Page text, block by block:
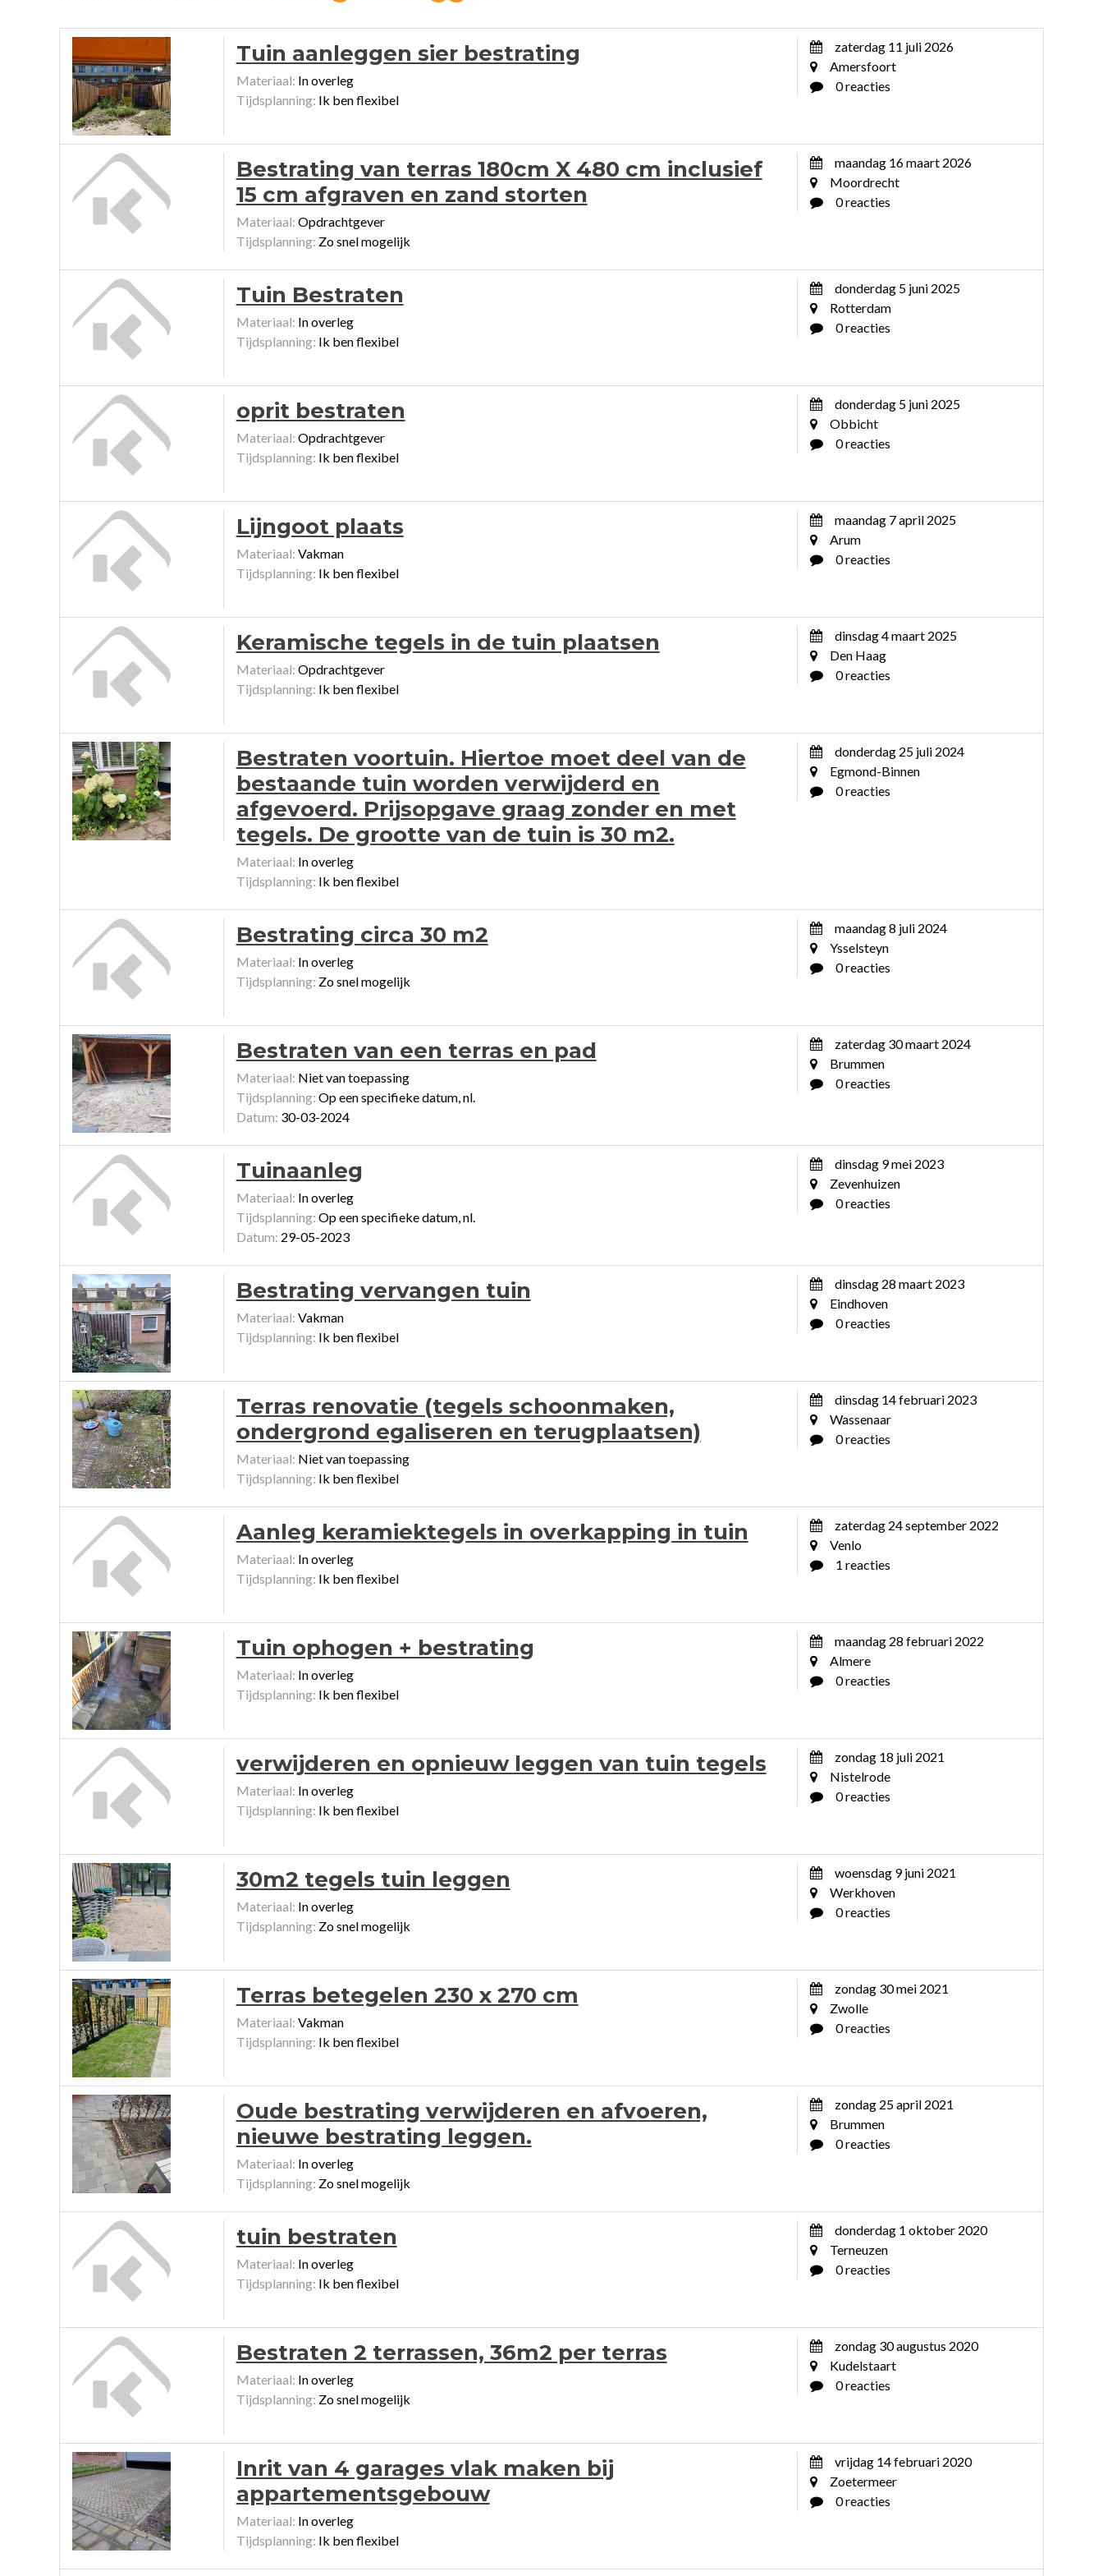
Tuin aanleggen sier bestrating
Materiaal: In overleg
Tijdsplanning: Ik ben flexibel
zaterdag 11 juli 2026
Amersfoort
0 reacties
Bestrating van terras 180cm X 480 cm inclusief
15 cm afgraven en zand storten
Materiaal: Opdrachtgever
Tijdsplanning: Zo snel mogelijk
maandag 16 maart 2026
Moordrecht
0 reacties
Tuin Bestraten
Materiaal: In overleg
Tijdsplanning: Ik ben flexibel
donderdag 5 juni 2025
Rotterdam
0 reacties
oprit bestraten
Materiaal: Opdrachtgever
Tijdsplanning: Ik ben flexibel
donderdag 5 juni 2025
Obbicht
0 reacties
Lijngoot plaats
Materiaal: Vakman
Tijdsplanning: Ik ben flexibel
maandag 7 april 2025
Arum
0 reacties
Keramische tegels in de tuin plaatsen
Materiaal: Opdrachtgever
Tijdsplanning: Ik ben flexibel
dinsdag 4 maart 2025
Den Haag
0 reacties
Bestraten voortuin. Hiertoe moet deel van de
bestaande tuin worden verwijderd en
afgevoerd. Prijsopgave graag zonder en met
tegels. De grootte van de tuin is 30 m2.
Materiaal: In overleg
Tijdsplanning: Ik ben flexibel
donderdag 25 juli 2024
Egmond-Binnen
0 reacties
Bestrating circa 30 m2
Materiaal: In overleg
Tijdsplanning: Zo snel mogelijk
maandag 8 juli 2024
Ysselsteyn
0 reacties
Bestraten van een terras en pad
Materiaal: Niet van toepassing
Tijdsplanning: Op een specifieke datum, nl.
Datum: 30-03-2024
zaterdag 30 maart 2024
Brummen
0 reacties
Tuinaanleg
Materiaal: In overleg
Tijdsplanning: Op een specifieke datum, nl.
Datum: 29-05-2023
dinsdag 9 mei 2023
Zevenhuizen
0 reacties
Bestrating vervangen tuin
Materiaal: Vakman
Tijdsplanning: Ik ben flexibel
dinsdag 28 maart 2023
Eindhoven
0 reacties
Terras renovatie (tegels schoonmaken,
ondergrond egaliseren en terugplaatsen)
Materiaal: Niet van toepassing
Tijdsplanning: Ik ben flexibel
dinsdag 14 februari 2023
Wassenaar
0 reacties
Aanleg keramiektegels in overkapping in tuin
Materiaal: In overleg
Tijdsplanning: Ik ben flexibel
zaterdag 24 september 2022
Venlo
1 reacties
Tuin ophogen + bestrating
Materiaal: In overleg
Tijdsplanning: Ik ben flexibel
maandag 28 februari 2022
Almere
0 reacties
verwijderen en opnieuw leggen van tuin tegels
Materiaal: In overleg
Tijdsplanning: Ik ben flexibel
zondag 18 juli 2021
Nistelrode
0 reacties
30m2 tegels tuin leggen
Materiaal: In overleg
Tijdsplanning: Zo snel mogelijk
woensdag 9 juni 2021
Werkhoven
0 reacties
Terras betegelen 230 x 270 cm
Materiaal: Vakman
Tijdsplanning: Ik ben flexibel
zondag 30 mei 2021
Zwolle
0 reacties
Oude bestrating verwijderen en afvoeren,
nieuwe bestrating leggen.
Materiaal: In overleg
Tijdsplanning: Zo snel mogelijk
zondag 25 april 2021
Brummen
0 reacties
tuin bestraten
Materiaal: In overleg
Tijdsplanning: Ik ben flexibel
donderdag 1 oktober 2020
Terneuzen
0 reacties
Bestraten 2 terrassen, 36m2 per terras
Materiaal: In overleg
Tijdsplanning: Zo snel mogelijk
zondag 30 augustus 2020
Kudelstaart
0 reacties
Inrit van 4 garages vlak maken bij
appartementsgebouw
Materiaal: In overleg
Tijdsplanning: Ik ben flexibel
vrijdag 14 februari 2020
Zoetermeer
0 reacties